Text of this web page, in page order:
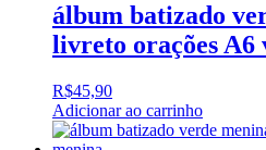
álbum batizado
livreto orações A6
R$45,90
Adicionar ao carrinho